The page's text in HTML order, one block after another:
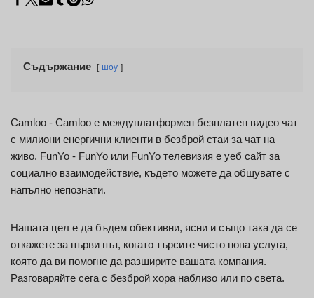
Съдържание шоу
Camloo - Camloo е междуплатформен безплатен видео чат
с милиони енергични клиенти в безброй стаи за чат на
живо. FunYo - FunYo или FunYo телевизия е уеб сайт за
социално взаимодействие, където можете да общувате с
напълно непознати.
Нашата цел е да бъдем обективни, ясни и също така да се
откажете за първи път, когато търсите чисто нова услуга,
която да ви помогне да разширите вашата компания.
Разговаряйте сега с безброй хора наблизо или по света.